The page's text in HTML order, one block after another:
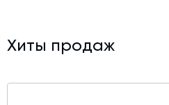
Хиты продаж